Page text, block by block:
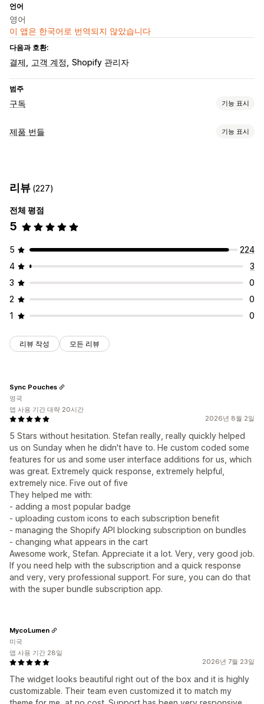
언어
영어
이 앱은 한국어로 번역되지 않았습니다
다음과 호환:
결제 고객 계정 Shopify 관리자
범주
구독 기능 표시
구독 유형
정기 결제
프리미엄(Freemium)
사용자별 요금제
사용자 지정 가격 책정
제품 번들 기능 표시
선물 상자
구독 상자
설정 가능한 가격
고정 가격
계층별 가격
리뷰 (227)
전체 평점
5
5
224
4
3
3
0
2
0
1
0
리뷰 작성 모든 리뷰
2026년 8월 2일
5 Stars without hesitation. Stefan really, really quickly helped
us on Sunday when he didn't have to. He custom coded some
features for us and some user interface additions for us, which
was great. Extremely quick response, extremely helpful,
extremely nice. Five out of five
They helped me with:
- adding a most popular badge
- uploading custom icons to each subscription benefit
- managing the Shopify API blocking subscription on bundles
- changing what appears in the cart
Awesome work, Stefan. Appreciate it a lot. Very, very good job.
If you need help with the subscription and a quick response
and very, very professional support. For sure, you can do that
with the super bundle subscription app.
Sync Pouches
영국
앱 사용 기간 대략 20시간
2026년 7월 23일
The widget looks beautiful right out of the box and it is highly
customizable. Their team even customized it to match my
MycoLumen
미국
앱 사용 기간 28일